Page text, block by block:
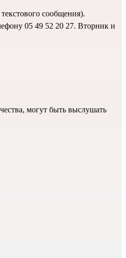
сообщения).
05 49 52 20 27. Вторник и
могут быть выслушать